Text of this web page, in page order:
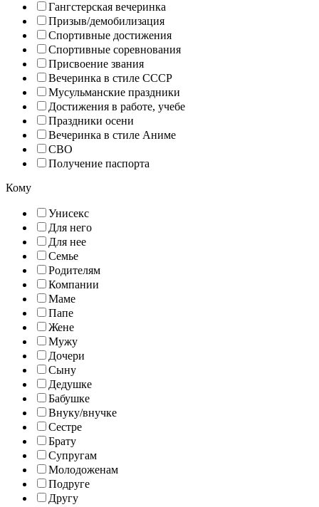
Гангстерская вечеринка
Призыв/демобилизация
Спортивные достижения
Спортивные соревнования
Присвоение звания
Вечеринка в стиле СССР
Мусульманские праздники
Достижения в работе, учебе
Праздники осени
Вечеринка в стиле Аниме
СВО
Получение паспорта
Кому
Унисекс
Для него
Для нее
Семье
Родителям
Компании
Маме
Папе
Жене
Мужу
Дочери
Сыну
Дедушке
Бабушке
Внуку/внучке
Сестре
Брату
Супругам
Молодоженам
Подруге
Другу